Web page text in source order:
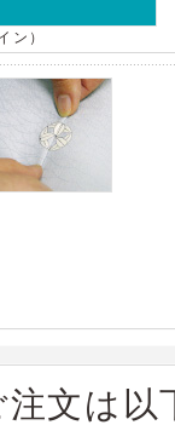
ン）
文は以